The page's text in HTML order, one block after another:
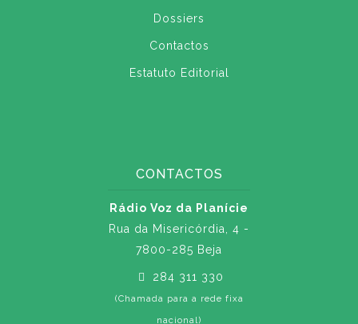
Dossiers
Contactos
Estatuto Editorial
CONTACTOS
Rádio Voz da Planície
Rua da Misericórdia, 4 -
7800-285 Beja
284 311 330
(Chamada para a rede fixa
nacional)